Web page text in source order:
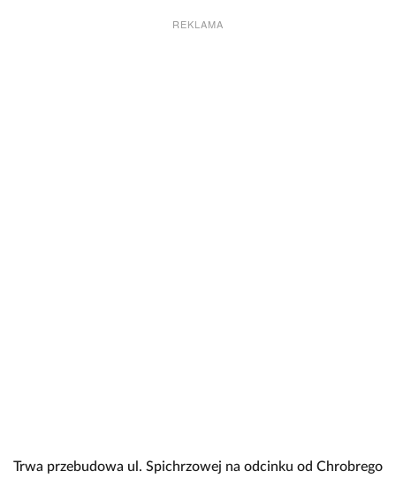
REKLAMA
Trwa przebudowa ul. Spichrzowej na odcinku od Chrobrego